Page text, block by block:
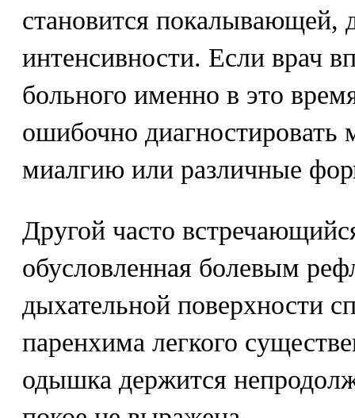
становится покалывающей,
интенсивности. Если врач
больного именно в это
ошибочно
миалгию или различные
Другой часто
обусловленная болевым
дыхательной поверхности
паренхима легкого
одышка держится